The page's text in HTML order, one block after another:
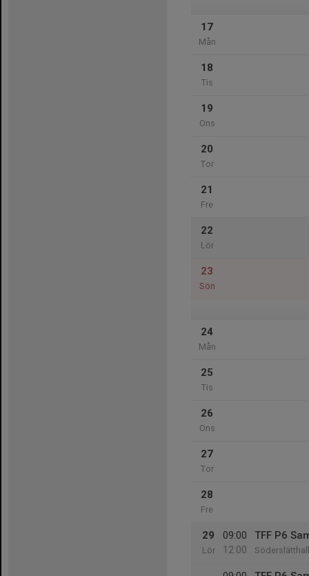
17
Mån
18
Tis
19
Ons
20
Tor
21
Fre
22
Lör
23
Sön
24
Mån
25
Tis
26
Ons
27
Tor
28
Fre
29
Lör
09:00
12:00
TFF P6